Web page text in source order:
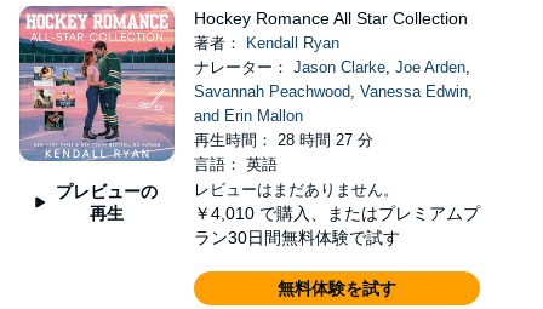
プレビューの
再生
Hockey Romance All Star Collection
著者：
Kendall Ryan
ナレーター： Jason Clarke, Joe Arden,
Savannah Peachwood, Vanessa Edwin,
and Erin Mallon
再生時間： 28 時間 27 分
言語： 英語
レビューはまだありません。
￥4,010 で購入、またはプレミアムプ
ラン30日間無料体験で試す
無料体験を試す